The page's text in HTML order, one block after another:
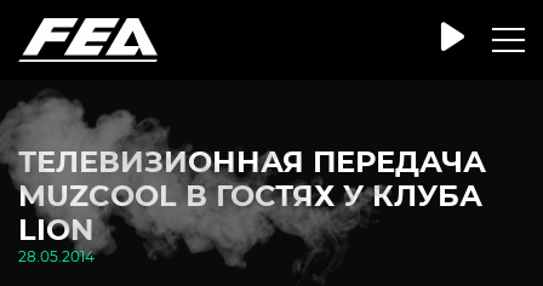
ТЕЛЕВИЗИОННАЯ ПЕРЕДАЧА
MUZCOOL В ГОСТЯХ У КЛУБА
LION
28.05.2014